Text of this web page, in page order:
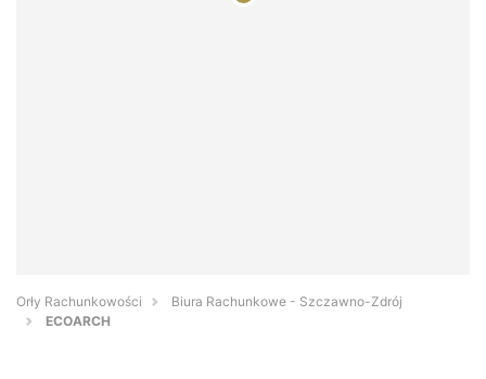
Orły Rachunkowości
Biura Rachunkowe - Szczawno-Zdrój
ECOARCH